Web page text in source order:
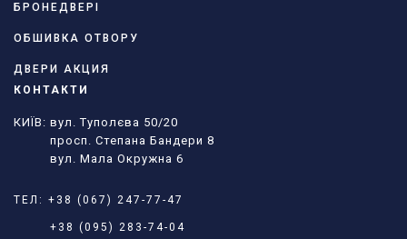
БРОНЕДВЕРІ
ОБШИВКА ОТВОРУ
ДВЕРИ АКЦИЯ
КОНТАКТИ
КИЇВ: вул. Туполєва 50/20
просп. Степана Бандери 8
вул. Мала Окружна 6
ТЕЛ: +38 (067) 247-77-47
+38 (095) 283-74-04